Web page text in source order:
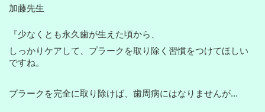
加藤先生
『少なくとも永久歯が生えた頃から、
しっかりケアして、プラークを取り除く習慣をつけてほしい
ですね。
プラークを完全に取り除けば、歯周病にはなりませんが...